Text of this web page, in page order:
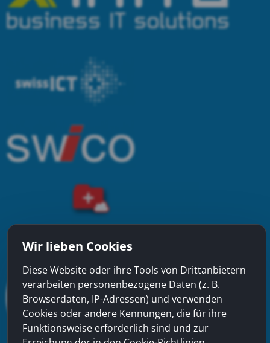
Wir lieben Cookies
Diese Website oder ihre Tools von Drittanbietern
verarbeiten personenbezogene Daten (z. B.
Browserdaten, IP-Adressen) und verwenden
Cookies oder andere Kennungen, die für ihre
Funktionsweise erforderlich sind und zur